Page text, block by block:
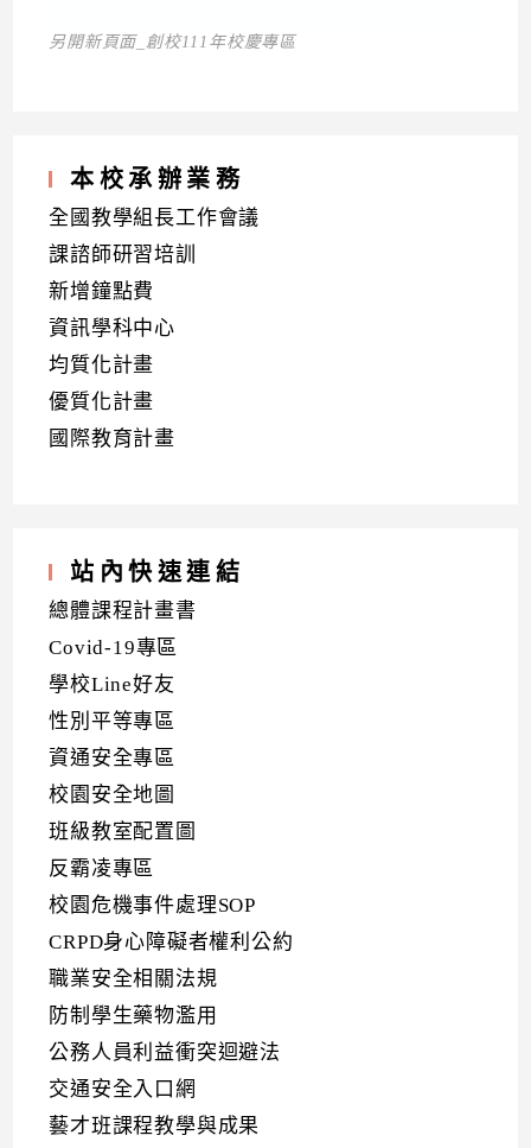
另開新頁面_創校111年校慶專區
本校承辦業務
全國教學組長工作會議
課諮師研習培訓
新增鐘點費
資訊學科中心
均質化計畫
優質化計畫
國際教育計畫
站內快速連結
總體課程計畫書
Covid-19專區
學校Line好友
性別平等專區
資通安全專區
校園安全地圖
班級教室配置圖
反霸凌專區
校園危機事件處理SOP
CRPD身心障礙者權利公約
職業安全相關法規
防制學生藥物濫用
公務人員利益衝突迴避法
交通安全入口網
藝才班課程教學與成果